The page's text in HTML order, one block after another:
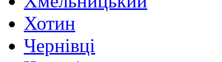
Хотин
Чернівці